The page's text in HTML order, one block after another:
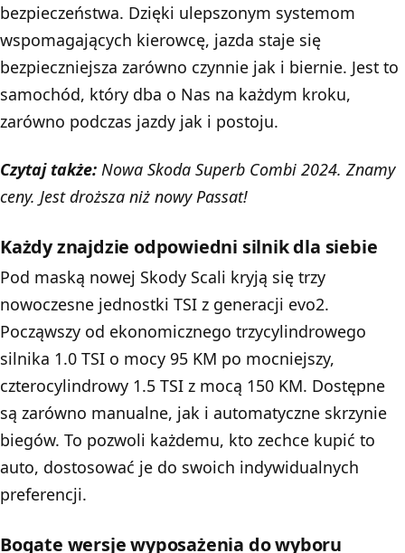
bezpieczeństwa. Dzięki ulepszonym systemom
wspomagających kierowcę, jazda staje się
bezpieczniejsza zarówno czynnie jak i biernie. Jest to
samochód, który dba o Nas na każdym kroku,
zarówno podczas jazdy jak i postoju.
Czytaj także: Nowa Skoda Superb Combi 2024. Znamy
ceny. Jest droższa niż nowy Passat!
Każdy znajdzie odpowiedni silnik dla siebie
Pod maską nowej Skody Scali kryją się trzy
nowoczesne jednostki TSI z generacji evo2.
Począwszy od ekonomicznego trzycylindrowego
silnika 1.0 TSI o mocy 95 KM po mocniejszy,
czterocylindrowy 1.5 TSI z mocą 150 KM. Dostępne
są zarówno manualne, jak i automatyczne skrzynie
biegów. To pozwoli każdemu, kto zechce kupić to
auto, dostosować je do swoich indywidualnych
preferencji.
Bogate wersje wyposażenia do wyboru